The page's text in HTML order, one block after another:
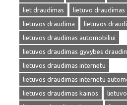
liet draudimas
lietuvo draudimas
lietuvos draudima
lietuvos
lietuvos draudimas automobiliui
lietuvos draudimas gyvybes
lietuvos draudimas internetu
lietuvos draudimas internetu
lietuvos draudimas kainos